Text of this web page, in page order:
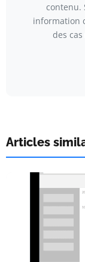
contenu.
information
des
Articles